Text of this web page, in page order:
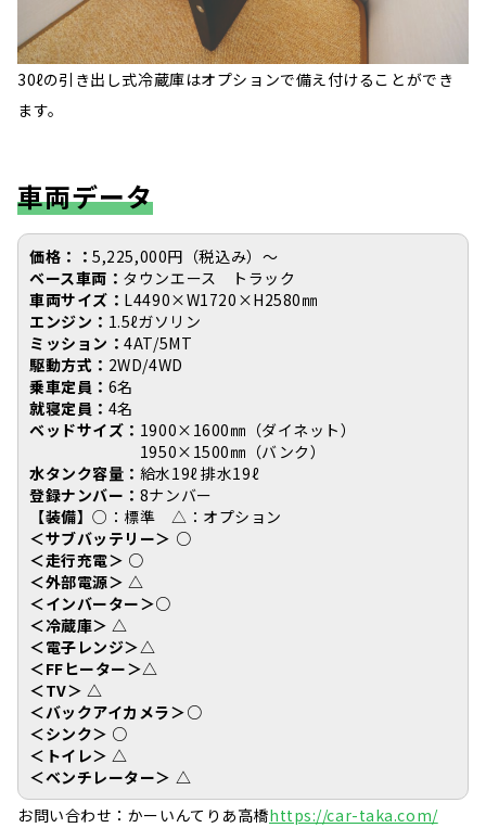
30ℓの引き出し式冷蔵庫はオプションで備え付けることができ
ます。
車両データ
価格：：5,225,000円（税込み）〜
ベース車両： タウンエース トラック
車両サイズ： L4490×W1720×H2580㎜
エンジン： 1.5ℓガソリン
ミッション：4AT/5MT
駆動方式： 2WD/4WD
乗車定員： 6名
就寝定員： 4名
ベッドサイズ： 1900×1600㎜（ダイネット）
1950×1500㎜（バンク）
水タンク容量： 給水19ℓ 排水19ℓ
登録ナンバー： 8ナンバー
【装備】○：標準 △：オプション
＜サブバッテリー＞ ○
＜走行充電＞ ○
＜外部電源＞ △
＜インバーター＞○
＜冷蔵庫＞ △
＜電子レンジ＞△
＜FFヒーター＞△
＜TV＞ △
＜バックアイカメラ＞○
＜シンク＞ ○
＜トイレ＞ △
＜ベンチレーター＞ △
お問い合わせ：かーいんてりあ高橋https://car-taka.com/